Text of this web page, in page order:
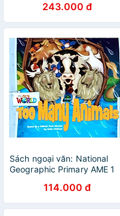
243.000 đ
Sách ngoại văn: National
Geographic Primary AME 1
114.000 đ